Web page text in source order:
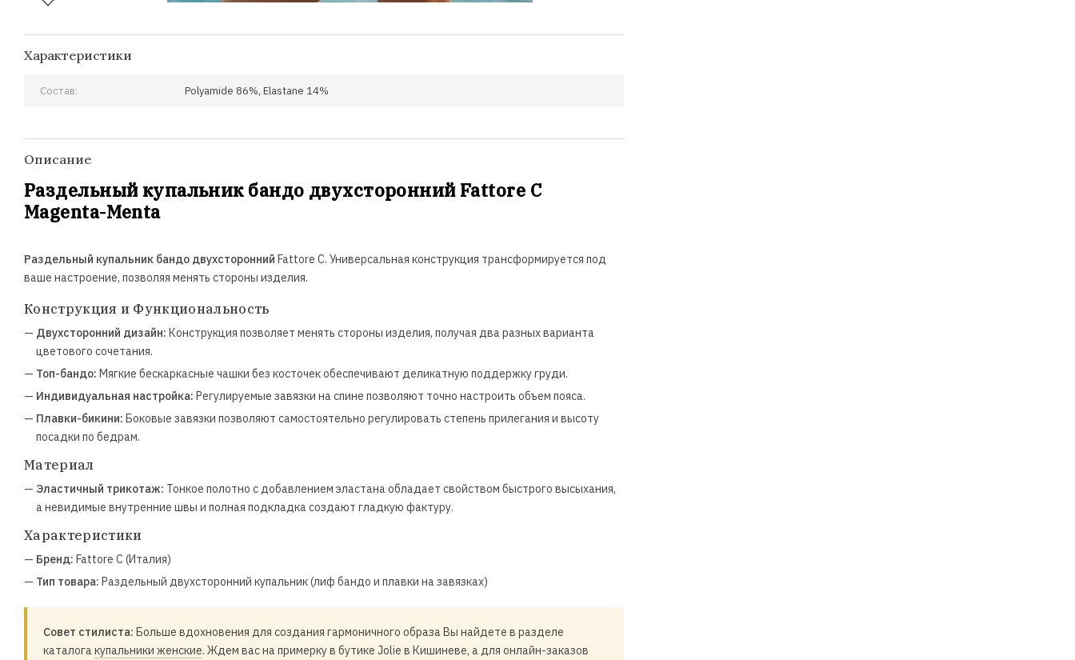
Характеристики
Состав: Polyamide 86%, Elastane 14%
Описание
Раздельный купальник бандо двухсторонний Fattore C
Magenta-Menta
Раздельный купальник бандо двухсторонний Fattore C. Универсальная конструкция трансформируется под
ваше настроение, позволяя менять стороны изделия.
Конструкция и Функциональность
— Двухсторонний дизайн: Конструкция позволяет менять стороны изделия, получая два разных варианта
цветового сочетания.
— Топ-бандо: Мягкие бескаркасные чашки без косточек обеспечивают деликатную поддержку груди.
— Индивидуальная настройка: Регулируемые завязки на спине позволяют точно настроить объем пояса.
— Плавки-бикини: Боковые завязки позволяют самостоятельно регулировать степень прилегания и высоту
посадки по бедрам.
Материал
— Эластичный трикотаж: Тонкое полотно с добавлением эластана обладает свойством быстрого высыхания,
а невидимые внутренние швы и полная подкладка создают гладкую фактуру.
Характеристики
— Бренд: Fattore C (Италия)
— Тип товара: Раздельный двухсторонний купальник (лиф бандо и плавки на завязках)
Совет стилиста: Больше вдохновения для создания гармоничного образа Вы найдете в разделе
каталогакупальники женские. Ждем вас на примерку в бутике Jolie в Кишиневе, а для онлайн-заказов